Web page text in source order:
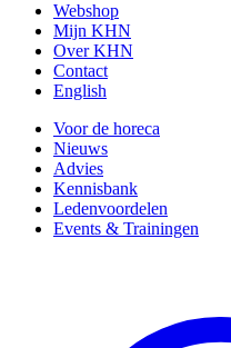
Webshop
Mijn KHN
Over KHN
Contact
English
Voor de horeca
Nieuws
Advies
Kennisbank
Ledenvoordelen
Events & Trainingen